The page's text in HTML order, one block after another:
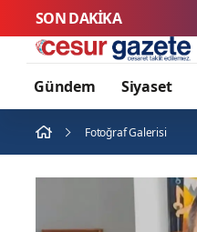
SON DAKİKA
Gündem Siyaset
Fotoğraf Galerisi